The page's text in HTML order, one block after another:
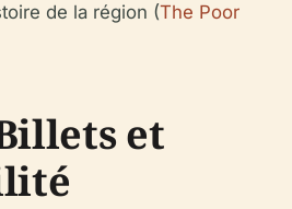
de la région (The Poor
et